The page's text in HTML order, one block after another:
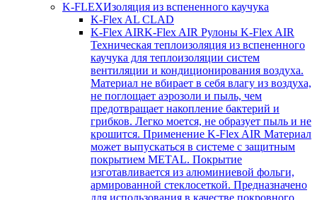
K-FLEXИзоляция из вспененного каучука
K-Flex AL CLAD
K-Flex AIRK-Flex AIR Рулоны K-Flex AIR
Техническая теплоизоляция из вспененного
каучука для теплоизоляции систем
вентиляции и кондиционирования воздуха.
Материал не вбирает в себя влагу из воздуха,
не поглощает аэрозоли и пыль, чем
предотвращает накопление бактерий и
грибков. Легко моется, не образует пыль и не
крошится. Применение K-Flex AIR Материал
может выпускаться в системе c защитным
покрытием METAL. Покрытие
изготавливается из алюминиевой фольги,
армированной стеклосеткой. Предназначено
для использования в качестве покровного